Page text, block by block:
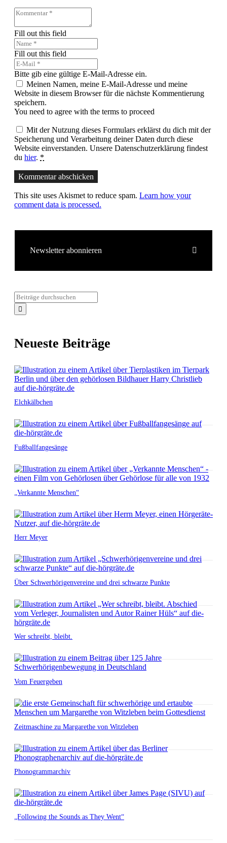
Fill out this field
Fill out this field
Bitte gib eine gültige E-Mail-Adresse ein.
Meinen Namen, meine E-Mail-Adresse und meine
Website in diesem Browser für die nächste Kommentierung
speichern.
You need to agree with the terms to proceed
Mit der Nutzung dieses Formulars erklärst du dich mit der
Speicherung und Verarbeitung deiner Daten durch diese
Website einverstanden. Unsere Datenschutzerklärung findest
du hier. *
Kommentar abschicken
This site uses Akismet to reduce spam. Learn how your
comment data is processed.
Newsletter abonnieren
Neueste Beiträge
Elchkälbchen
Fußballfangesänge
„Verkannte Menschen“
Herr Meyer
Über Schwerhörigenvereine und drei schwarze Punkte
Wer schreibt, bleibt.
Vom Feuergeben
Zeitmaschine zu Margarethe von Witzleben
Phonogrammarchiv
„Following the Sounds as They Went“